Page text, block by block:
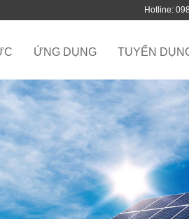
Hotline:
ỨNG DỤNG TUYỂN